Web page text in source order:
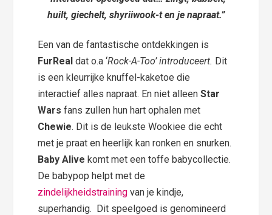
huilt, giechelt, shyriiwook-t en je napraat.”
Een van de fantastische ontdekkingen is
FurRealdat o.a ‘Rock-A-Too’ introduceert. Dit
is een kleurrijke knuffel-kaketoe die
interactief alles napraat. En niet alleenStar
Wars fans zullen hun hart ophalen met
Chewie. Dit is de leukste Wookiee die echt
met je praat en heerlijk kan ronken en snurken.
Baby Alive komt met een toffe babycollectie.
De babypop helpt met de
zindelijkheidstraining van je kindje,
superhandig. Dit speelgoed is genomineerd